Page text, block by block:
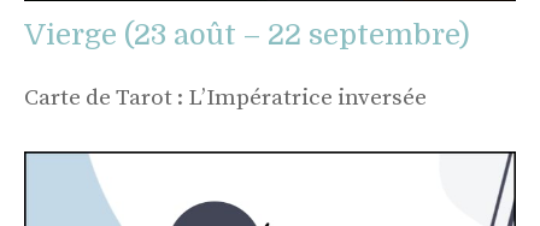
Vierge (23 août – 22 septembre)
Carte de Tarot : L’Impératrice inversée